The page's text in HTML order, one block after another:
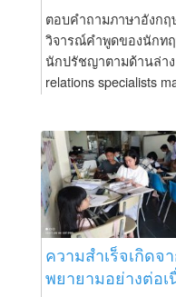
ตอบคำถามภาษาอังกฤ
วิจารณ์คำพูดของนักท
นักปรัชญาตามด้านล่าง
relations specialists
wilted and less
are hidden by sturdy
Alan Harrington. พี่นุ้ย
มากจนจำไม่ได้ว่าเคส
ที่เรียนภาษาอังกฤษกับ
นุ้ยบอกแนวคิดในการ
พูดนี้...
ความสำเร็จเกิดจ
พยายามอย่างต่อเ